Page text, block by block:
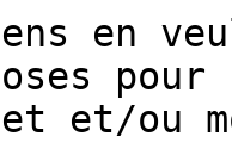
en
pour
et/ou